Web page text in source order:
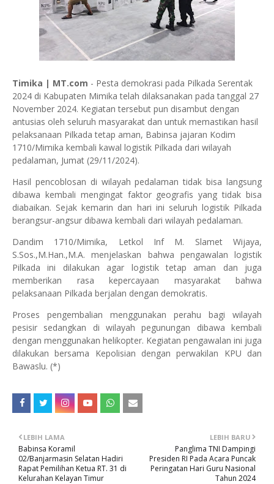
Timika | MT.com - Pesta demokrasi pada Pilkada Serentak
2024 di Kabupaten Mimika telah dilaksanakan pada tanggal 27
November 2024. Kegiatan tersebut pun disambut dengan
antusias oleh seluruh masyarakat dan untuk memastikan hasil
pelaksanaan Pilkada tetap aman, Babinsa jajaran Kodim
1710/Mimika kembali kawal logistik Pilkada dari wilayah
pedalaman, Jumat (29/11/2024).
Hasil pencoblosan di wilayah pedalaman tidak bisa langsung
dibawa kembali mengingat faktor geografis yang tidak bisa
diabaikan. Sejak kemarin dan hari ini seluruh logistik Pilkada
berangsur-angsur dibawa kembali dari wilayah pedalaman.
Dandim 1710/Mimika, Letkol Inf M. Slamet Wijaya,
S.Sos.,M.Han.,M.A. menjelaskan bahwa pengawalan logistik
Pilkada ini dilakukan agar logistik tetap aman dan juga
memberikan rasa kepercayaan masyarakat bahwa
pelaksanaan Pilkada berjalan dengan demokratis.
Proses pengembalian menggunakan perahu bagi wilayah
pesisir sedangkan di wilayah pegunungan dibawa kembali
dengan menggunakan helikopter. Kegiatan pengawalan ini juga
dilakukan bersama Kepolisian dengan perwakilan KPU dan
Bawaslu. (*)
LEBIH BARU
Panglima TNI Dampingi
Presiden RI Pada Acara Puncak
Peringatan Hari Guru Nasional
Tahun 2024
LEBIH LAMA
Babinsa Koramil
02/Banjarmasin Selatan Hadiri
Rapat Pemilihan Ketua RT. 31 di
Kelurahan Kelayan Timur